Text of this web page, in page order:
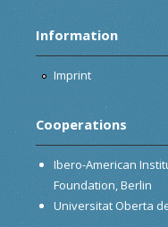
Information
Imprint
Cooperations
Ibero-American
Foundation, Berlin
Universitat Oberta